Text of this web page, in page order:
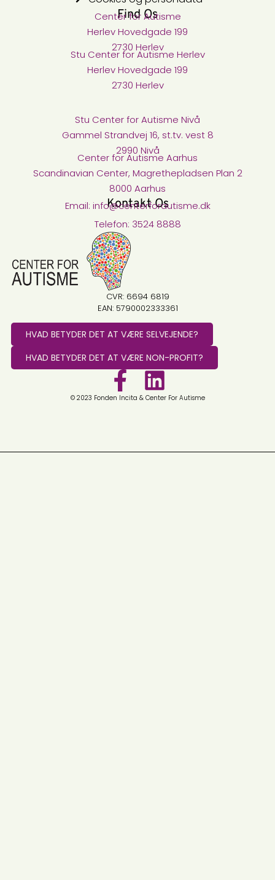
CVR: 6694 6819
EAN: 5790002333361
HVAD BETYDER DET AT VÆRE SELVEJENDE?
HVAD BETYDER DET AT VÆRE NON-PROFIT?
© 2023 Fonden Incita & Center For Autisme
Find Os
Center for Autisme​
Herlev Hovedgade 199
2730 Herlev
Stu Center for Autisme​ Herlev
Herlev Hovedgade 199
2730 Herlev
Stu Center for Autisme Nivå​
Gammel Strandvej 16, st.tv. vest 8
2990 Nivå
Center for Autisme Aarhus
Scandinavian Center, Magrethepladsen Plan 2
8000 Aarhus
Kontakt Os
Email: info@centerforautisme.dk
Telefon: 3524 8888